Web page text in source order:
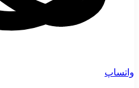
واتساپ